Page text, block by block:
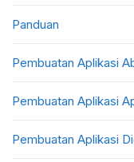
Panduan
Pembuatan Aplikasi
Pembuatan Aplikasi
Pembuatan Aplikasi